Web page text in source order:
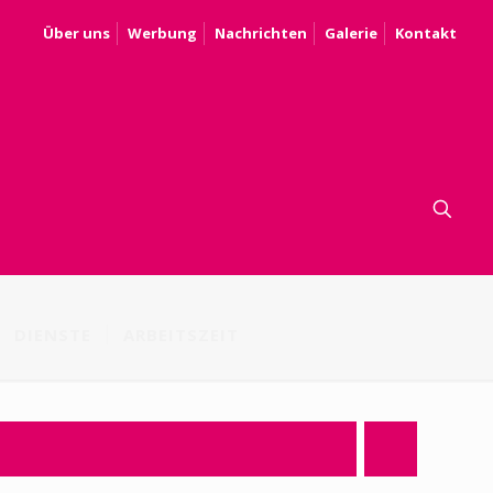
Über uns Werbung Nachrichten Galerie Kontakt